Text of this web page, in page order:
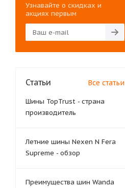
Узнавайте о скидках и
акциях первым
Статьи Все статьи
Шины TopTrust - страна
производитель
Летние шины Nexen N Fera
Supreme - обзор
Преимущества шин Wanda